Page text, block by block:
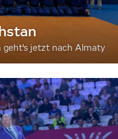
geht's jetzt nach Almaty